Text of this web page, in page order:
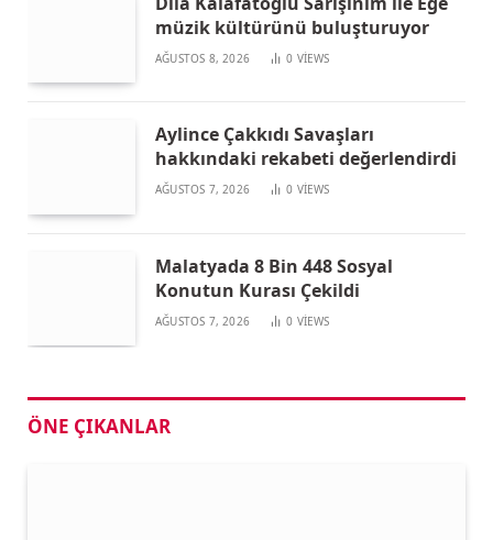
müzik kültürünü buluşturuyor
AĞUSTOS 8, 2026 0 VIEWS
Aylince Çakkıdı Savaşları
hakkındaki rekabeti değerlendirdi
AĞUSTOS 7, 2026 0 VIEWS
Malatyada 8 Bin 448 Sosyal
Konutun Kurası Çekildi
AĞUSTOS 7, 2026 0 VIEWS
ÖNE ÇIKANLAR